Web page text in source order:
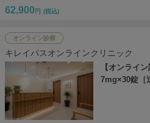
62,900 円 (税込)
オンライン診療
キレイパスオンラインクリニック
【オンライ
7mg×30錠［